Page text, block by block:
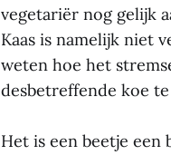
vegetariër nog gelijk
Kaas is namelijk niet
weten hoe het
desbetreffende koe
Het is een beetje een